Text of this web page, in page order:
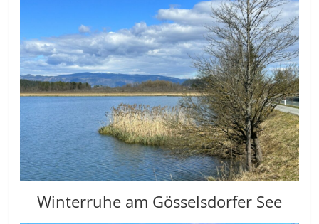
Winterruhe am Gösselsdorfer See